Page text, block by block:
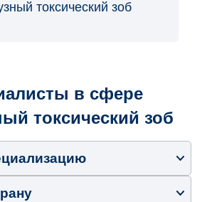
токсический зоб
в сфере
токсический зоб